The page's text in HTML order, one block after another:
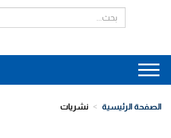
Main
navigation
الصفحة الرئيسية نشريات